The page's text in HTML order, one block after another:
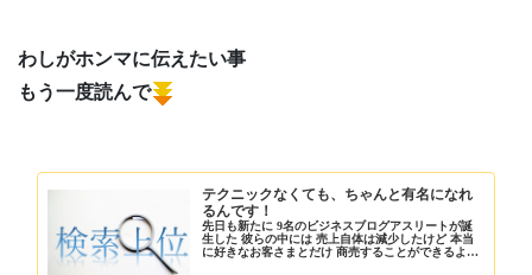
わしがホンマに伝えたい事
もう一度読んで
テクニックなくても、ちゃんと有名になれ
るんです！
先日も新たに 9名のビジネスブログアスリートが誕
生した 彼らの中には 売上自体は減少したけど 本当
に好きなお客さまとだけ 商売することができるよう